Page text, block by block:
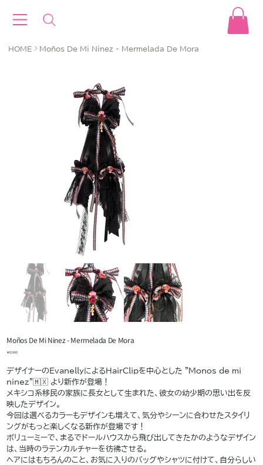
HOME > Moños De Mi Ninez - Mermelada De Mora
Moños De Mi Ninez - Mermelada De Mora
価
￥13,990
デザイナーのEvanellyによるHairClipを中心とした "Monos de mi
ninez"🇲🇽 より新作が登場！
メキシコ系移民の家族に長女として生まれた、彼女の幼少期の思い出を反
映したデザイン。
今回は選べるカラーもデザインも増えて、気分やシーンに合わせたスタイリ
ングがもっと楽しくなる新作が登場です！
ボリューミーで、まるでドールハウスから飛び出してきたかのようなデザイン
は、当時のラテンカルチャーを彷彿させる。
ヘアにはもちろんのこと、お気に入りのバッグやシャツに付けて、自分らしい